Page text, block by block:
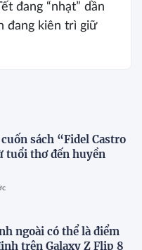
đang “nhạt” dần
đang kiên trì giữ
sách “Fidel Castro
tuổi thơ đến huyền
ngoài có thể là điểm
trên Galaxy Z Flip 8